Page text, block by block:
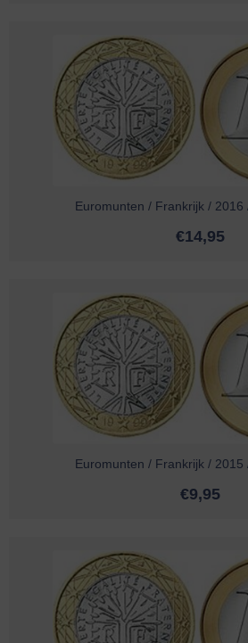
Euromunten / Frankrijk / 2016
€14,95
Euromunten / Frankrijk / 2015
€9,95